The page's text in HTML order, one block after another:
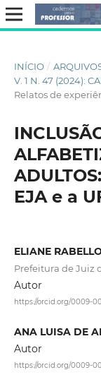
INÍCIO /
V. 1 N. 47 (2024):
Relatos de
EJA e a
ELIANE
Prefeitura de Juiz
Autor
https://orcid.org/0009-
ANA LUISA DE
Autor
https://orcid.org/0009-